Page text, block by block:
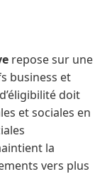
repose sur une
business et
doit
et sociales en
la
vers plus